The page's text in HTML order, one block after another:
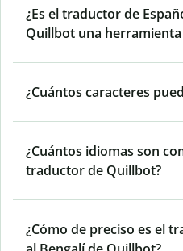
¿Es el traductor de
Quillbot una
¿Cuántos caracteres
¿Cuántos idiomas son
traductor de Quillbot?
¿Cómo de preciso es el